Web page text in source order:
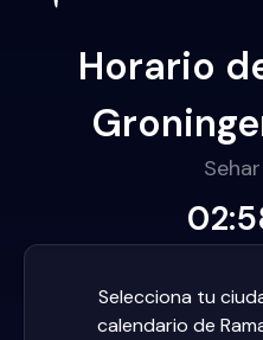
Horario
Sehar
Selecciona tu
calendario de